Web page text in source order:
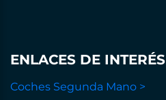
ENLACES DE INTERÉS
Coches Segunda Mano >